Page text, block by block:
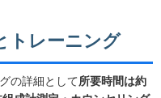
トレーニング
の詳細として所要時間は約